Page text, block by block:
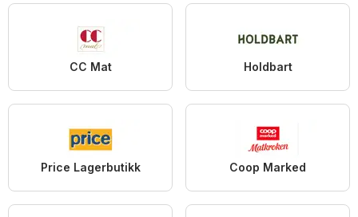
CC Mat Holdbart
Price Lagerbutikk Coop Marked